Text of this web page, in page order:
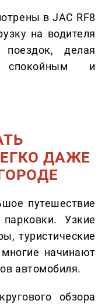
в JAC RF8
на водителя
делая
спокойным и
ДАЖЕ
путешествие
Узкие
туристические
начинают
автомобиля.
обзора